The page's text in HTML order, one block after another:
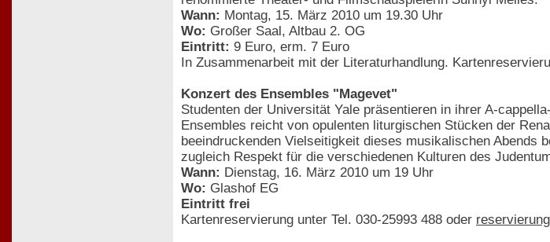
Wann: Montag, 15. März 2010 um 19.30 Uhr
Wo: Großer Saal, Altbau 2. OG
Eintritt: 9 Euro, erm. 7 Euro
In Zusammenarbeit mit der Literaturhandlung.
Konzert des Ensembles "Magevet"
Studenten der Universität Yale präsentieren in ihrer A-
Ensembles reicht von opulenten liturgischen Stücken der
beeindruckenden Vielseitigkeit dieses musikalischen Abends
zugleich Respekt für die verschiedenen Kulturen des
Wann: Dienstag, 16. März 2010 um 19 Uhr
Wo: Glashof EG
Eintritt frei
Kartenreservierung unter Tel. 030-25993 488 oder